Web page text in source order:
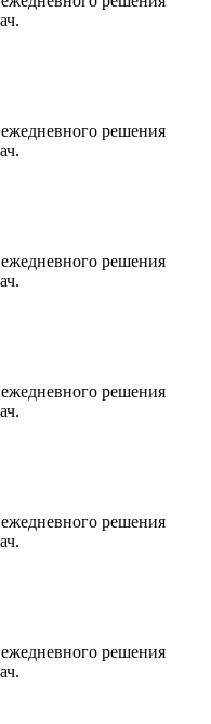
решения
решения
решения
решения
решения